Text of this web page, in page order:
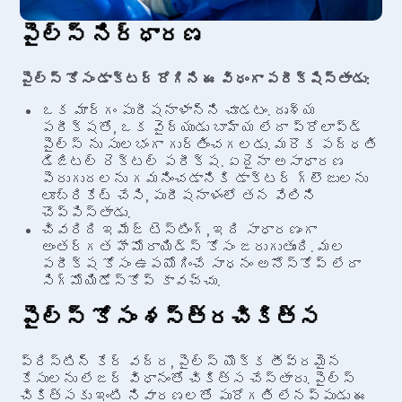
పైల్స్ నిర్ధారణ
పైల్స్ కోసం డాక్టర్ రోగిని ఈ విధంగా పరీక్షిస్తాడు:
ఒక మార్గం పురీషనాళాన్ని చూడటం. దృశ్య
పరీక్షతో, ఒక వైద్యుడు బాహ్య లేదా ప్రోలాప్డ్
పైల్స్ ను సులభంగా గుర్తించగలడు. మరొక పద్ధతి
డిజిటల్ రెక్టల్ పరీక్ష. ఏదైనా అసాధారణ
పెరుగుదలను గమనించడానికి డాక్టర్ గ్లౌజులను
లూబ్రికేట్ చేసి, పురీషనాళంలో తన వేలిని
చొప్పిస్తాడు.
చివరిది ఇమేజ్ టెస్టింగ్, ఇది సాధారణంగా
అంతర్గత హేమోరాయిడ్స్ కోసం జరుగుతుంది. మల
పరీక్ష కోసం ఉపయోగించే సాధనం అనోస్కోప్ లేదా
సిగ్మోయిడోస్కోప్ కావచ్చు.
పైల్స్ కోసం శస్త్రచికిత్స
ప్రిస్టిన్ కేర్ వద్ద, పైల్స్ యొక్క తీవ్రమైన
కేసులను లేజర్ విధానంతో చికిత్స చేస్తారు. పైల్స్
చికిత్సకు ఇంటి నివారణలతో పురోగతి లేనప్పుడు ఈ